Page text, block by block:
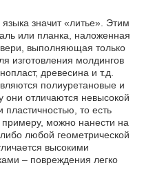
значит «литье». Этим
или планка, наложенная
выполняющая только
изготовления молдингов
древесина и т.д.
полиуретановые и
отличаются невысокой
то есть
можно нанести на
любой геометрической
высокими
– повреждения легко